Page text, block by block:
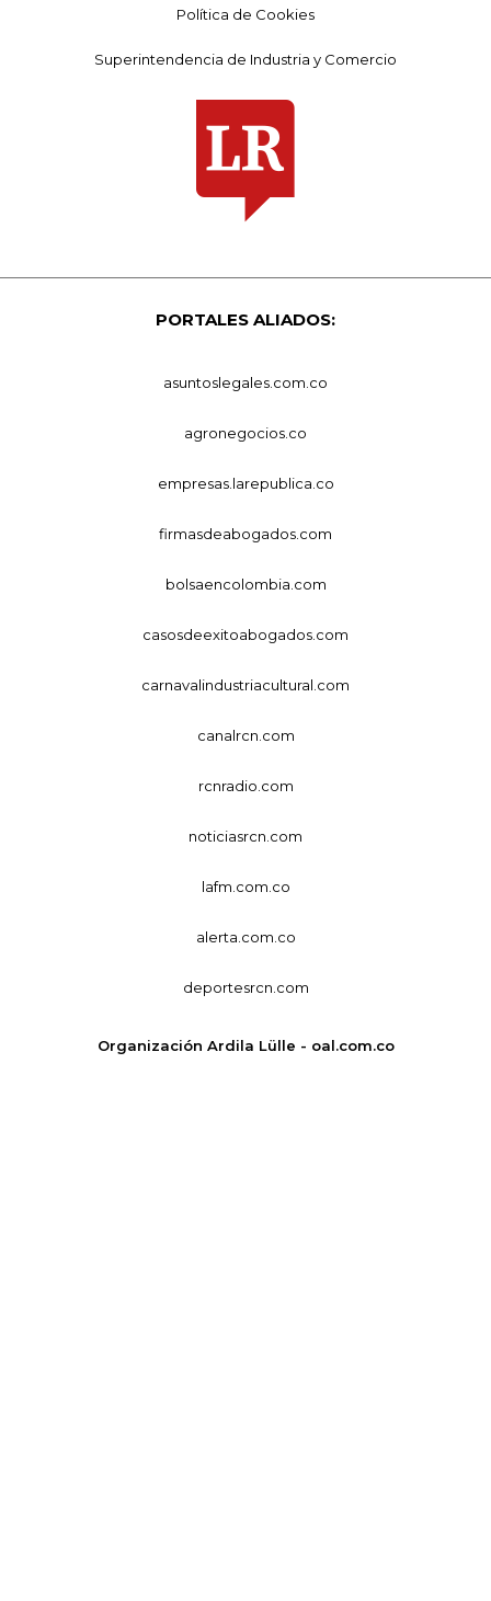
Política de Cookies
Superintendencia de Industria y Comercio
PORTALES ALIADOS:
asuntoslegales.com.co
agronegocios.co
empresas.larepublica.co
firmasdeabogados.com
bolsaencolombia.com
casosdeexitoabogados.com
carnavalindustriacultural.com
canalrcn.com
rcnradio.com
noticiasrcn.com
lafm.com.co
alerta.com.co
deportesrcn.com
Organización Ardila Lülle - oal.com.co